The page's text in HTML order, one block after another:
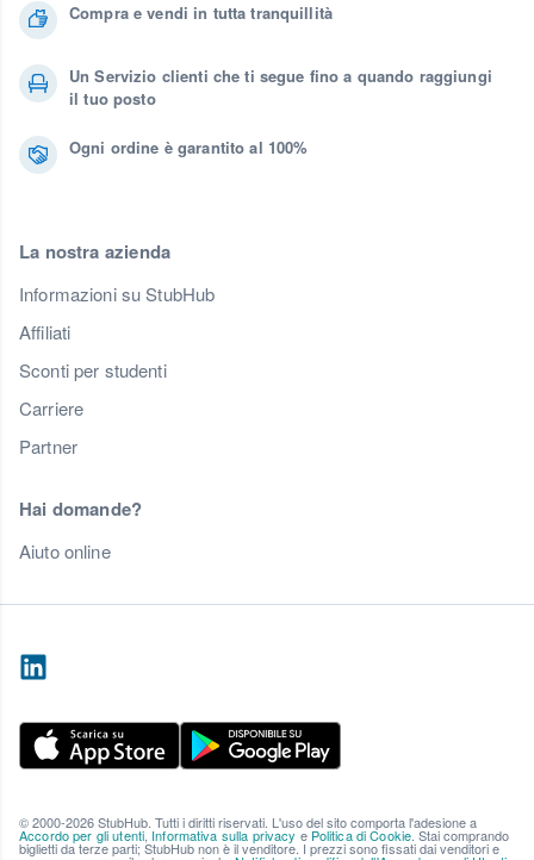
Compra e vendi in tutta tranquillità
Un Servizio clienti che ti segue fino a quando raggiungi
il tuo posto
Ogni ordine è garantito al 100%
La nostra azienda
Informazioni su StubHub
Affiliati
Sconti per studenti
Carriere
Partner
Hai domande?
Aiuto online
© 2000-2026 StubHub. Tutti i diritti riservati. L'uso del sito comporta l'adesione a
Accordo per gli utenti, Informativa sulla privacy e Politica di Cookie. Stai comprando
biglietti da terze parti; StubHub non è il venditore. I prezzi sono fissati dai venditori e